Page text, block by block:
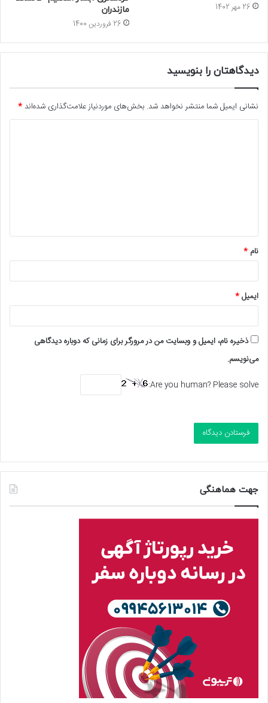
26 مهر 1402
مازندران
26 فروردین 1400
دیدگاهتان را بنویسید
نشانی ایمیل شما منتشر نخواهد شد. بخش‌های موردنیاز علامت‌گذاری شده‌اند*
*
نام *
ایمیل*
ذخیره نام، ایمیل و وبسایت من در مرورگر برای زمانی که دوباره دیدگاهی
می‌نویسم.
Are you human? Please solve:
جهت هماهنگی